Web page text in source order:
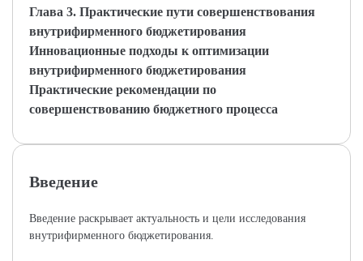
Глава 3. Практические пути совершенствования
внутрифирменного бюджетирования
Инновационные подходы к оптимизации
внутрифирменного бюджетирования
Практические рекомендации по
совершенствованию бюджетного процесса
Введение
Введение раскрывает актуальность и цели исследования
внутрифирменного бюджетирования.